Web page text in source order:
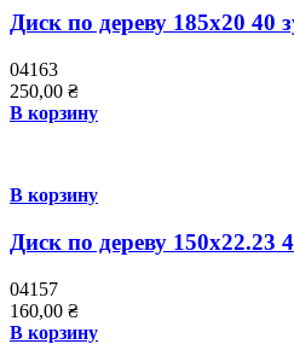
Диск по дереву 185х20 40
04163
250,00 ₴
В корзину
В корзину
Диск по дереву 150х22.23
04157
160,00 ₴
В корзину